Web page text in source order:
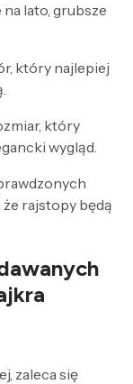
lato, grubsze
który najlepiej
który
wygląd.
rajstopy będą
zaleca się